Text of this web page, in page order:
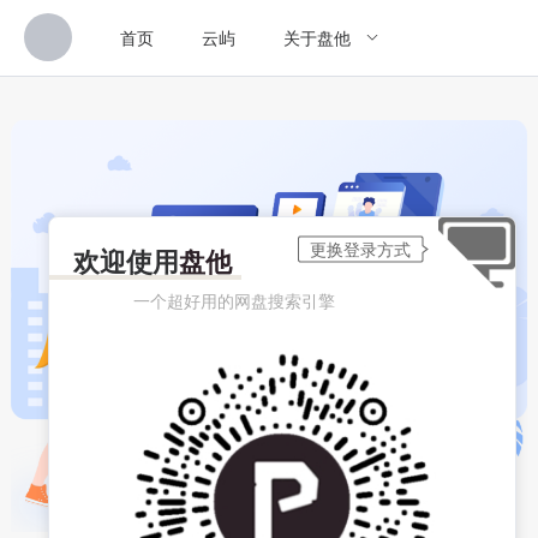
首页 云屿 关于盘他
欢迎使用盘他
一个超好用的网盘搜索引擎